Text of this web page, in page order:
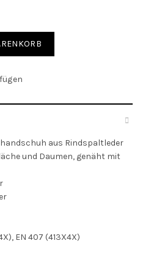
aus Rindspaltleder
und Daumen, genäht mit
EN 407 (413X4X)